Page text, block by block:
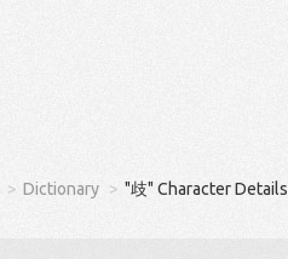
Dictionary "歧" Character Details